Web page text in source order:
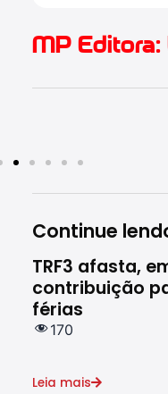
MP Editora:
Continue
TRF3 afasta,
contribuição
férias
170
Leia mais